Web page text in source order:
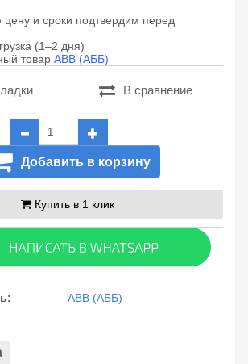
цену и сроки подтвердим перед
(1–2 дня)
товар ABB (АББ)
В сравнение
Добавить в корзину
Купить в 1 клик
ABB (АББ)